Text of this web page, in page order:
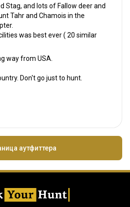
Stag, and lots of Fallow deer and
Tahr and Chamois in the
was best ever ( 20 similar
way from USA.
Don't go just to hunt.
аутфиттера